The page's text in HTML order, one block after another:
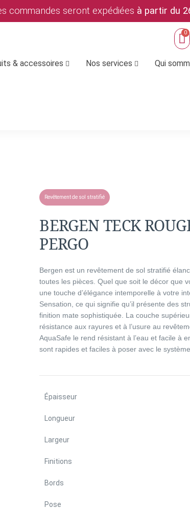
commandes seront expédiées à partir du
& accessoires Nos services Qui
BERGEN TECK
PERGO
Bergen est un revêtement de sol stratifié
toutes les pièces. Quel que soit le décor que
une touche d’élégance intemporelle à votre
Sensation, ce qui signifie qu’il présente des
finition mate sophistiquée. La couche
résistance aux rayures et à l’usure au
AquaSafe le rend résistant à l’eau et facile à
sont rapides et faciles à poser avec le
Épaisseur
Longueur
Largeur
Finitions
Bords
Pose
Revêtement de sol stratifié